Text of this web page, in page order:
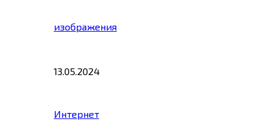
изображения
13.05.2024
Интернет